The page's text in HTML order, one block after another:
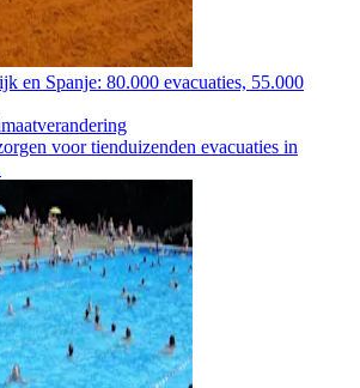
en Spanje: 80.000 evacuaties, 55.000
voor tienduizenden evacuaties in